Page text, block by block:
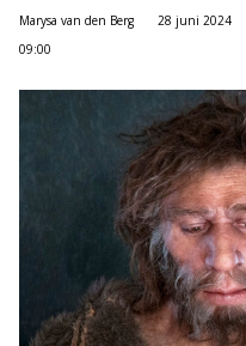
Marysa van den Berg
28 juni 2024
09:00